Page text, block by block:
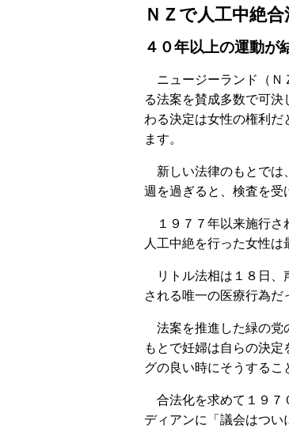
ＮＺで人工中絶
４０年以上の運動が
ニュージーランド（Ｎ
る法案を賛成多数で可
わる決定は女性の権利
ます。
新しい法律のもとでは
週を過ぎると、検査を受
１９７７年以来施行さ
人工中絶を行った女性は
リトル法相は１８日、
される唯一の医療行為だ
法案を推進した緑の党
もとで妊婦は自らの決
グの良い時にそうするこ
合法化を求めて１９７
ディアンに「議会はつ